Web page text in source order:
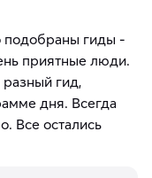
подобраны гиды -
приятные люди.
гид,
дня. Всегда
Все остались